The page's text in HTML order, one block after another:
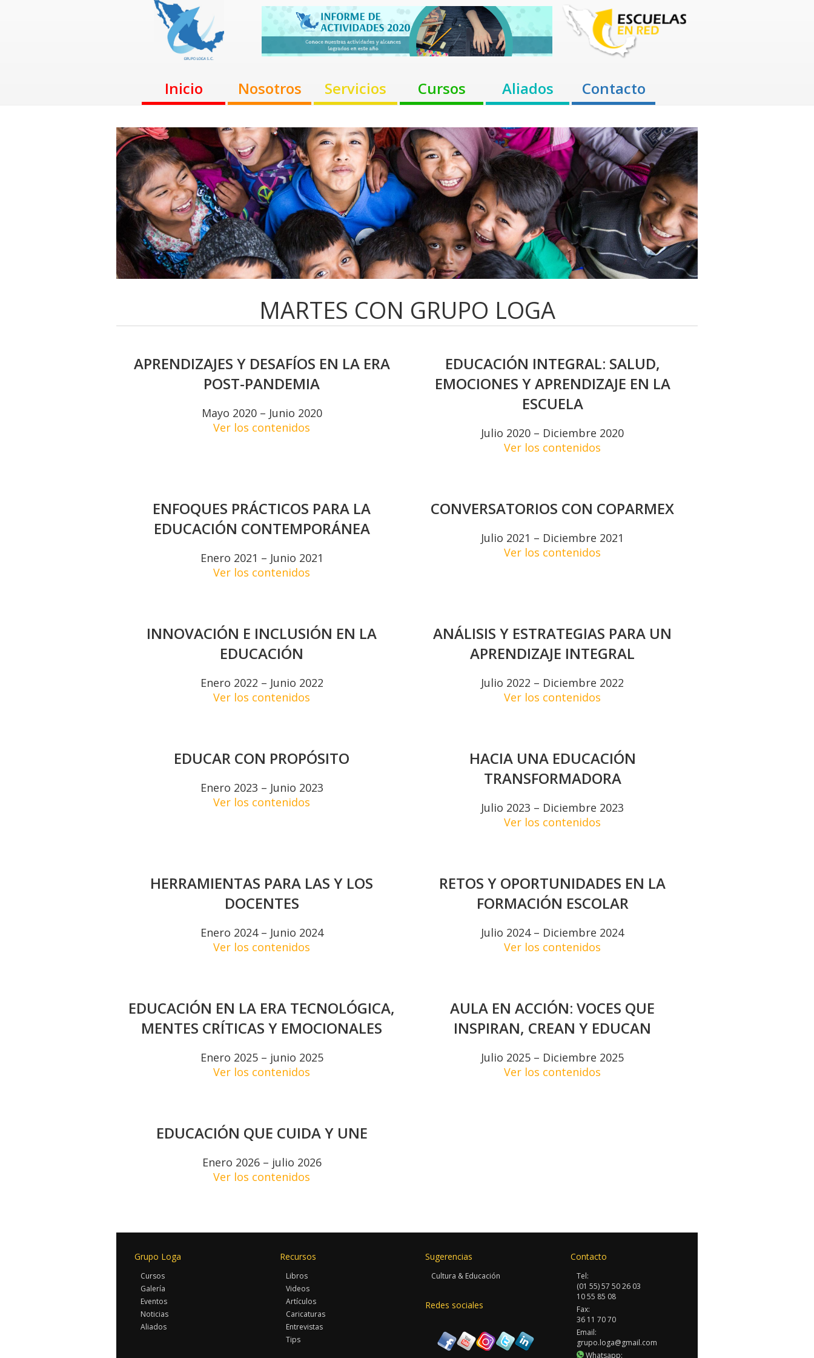
Inicio Nosotros Servicios Cursos Aliados Contacto
MARTES CON GRUPO LOGA
APRENDIZAJES Y DESAFÍOS EN LA ERA
POST-PANDEMIA
Mayo 2020 – Junio 2020
Ver los contenidos
EDUCACIÓN INTEGRAL: SALUD,
EMOCIONES Y APRENDIZAJE EN LA
ESCUELA
Julio 2020 – Diciembre 2020
Ver los contenidos
ENFOQUES PRÁCTICOS PARA LA
EDUCACIÓN CONTEMPORÁNEA
Enero 2021 – Junio 2021
Ver los contenidos
CONVERSATORIOS CON COPARMEX
Julio 2021 – Diciembre 2021
Ver los contenidos
INNOVACIÓN E INCLUSIÓN EN LA
EDUCACIÓN
Enero 2022 – Junio 2022
Ver los contenidos
ANÁLISIS Y ESTRATEGIAS PARA UN
APRENDIZAJE INTEGRAL
Julio 2022 – Diciembre 2022
Ver los contenidos
EDUCAR CON PROPÓSITO
Enero 2023 – Junio 2023
Ver los contenidos
HACIA UNA EDUCACIÓN
TRANSFORMADORA
Julio 2023 – Diciembre 2023
Ver los contenidos
HERRAMIENTAS PARA LAS Y LOS
DOCENTES
Enero 2024 – Junio 2024
Ver los contenidos
RETOS Y OPORTUNIDADES EN LA
FORMACIÓN ESCOLAR
Julio 2024 – Diciembre 2024
Ver los contenidos
EDUCACIÓN EN LA ERA TECNOLÓGICA,
MENTES CRÍTICAS Y EMOCIONALES
Enero 2025 – junio 2025
Ver los contenidos
AULA EN ACCIÓN: VOCES QUE
INSPIRAN, CREAN Y EDUCAN
Julio 2025 – Diciembre 2025
Ver los contenidos
EDUCACIÓN QUE CUIDA Y UNE
Enero 2026 – julio 2026
Ver los contenidos
Grupo Loga
Cursos
Galería
Eventos
Noticias
Aliados
Recursos
Libros
Videos
Artículos
Caricaturas
Entrevistas
Tips
Sugerencias
Cultura & Educación
Redes sociales
Contacto
Tel:
(01 55) 57 50 26 03
10 55 85 08
Fax:
36 11 70 70
Email:
grupo.loga@gmail.com
Whatsapp: